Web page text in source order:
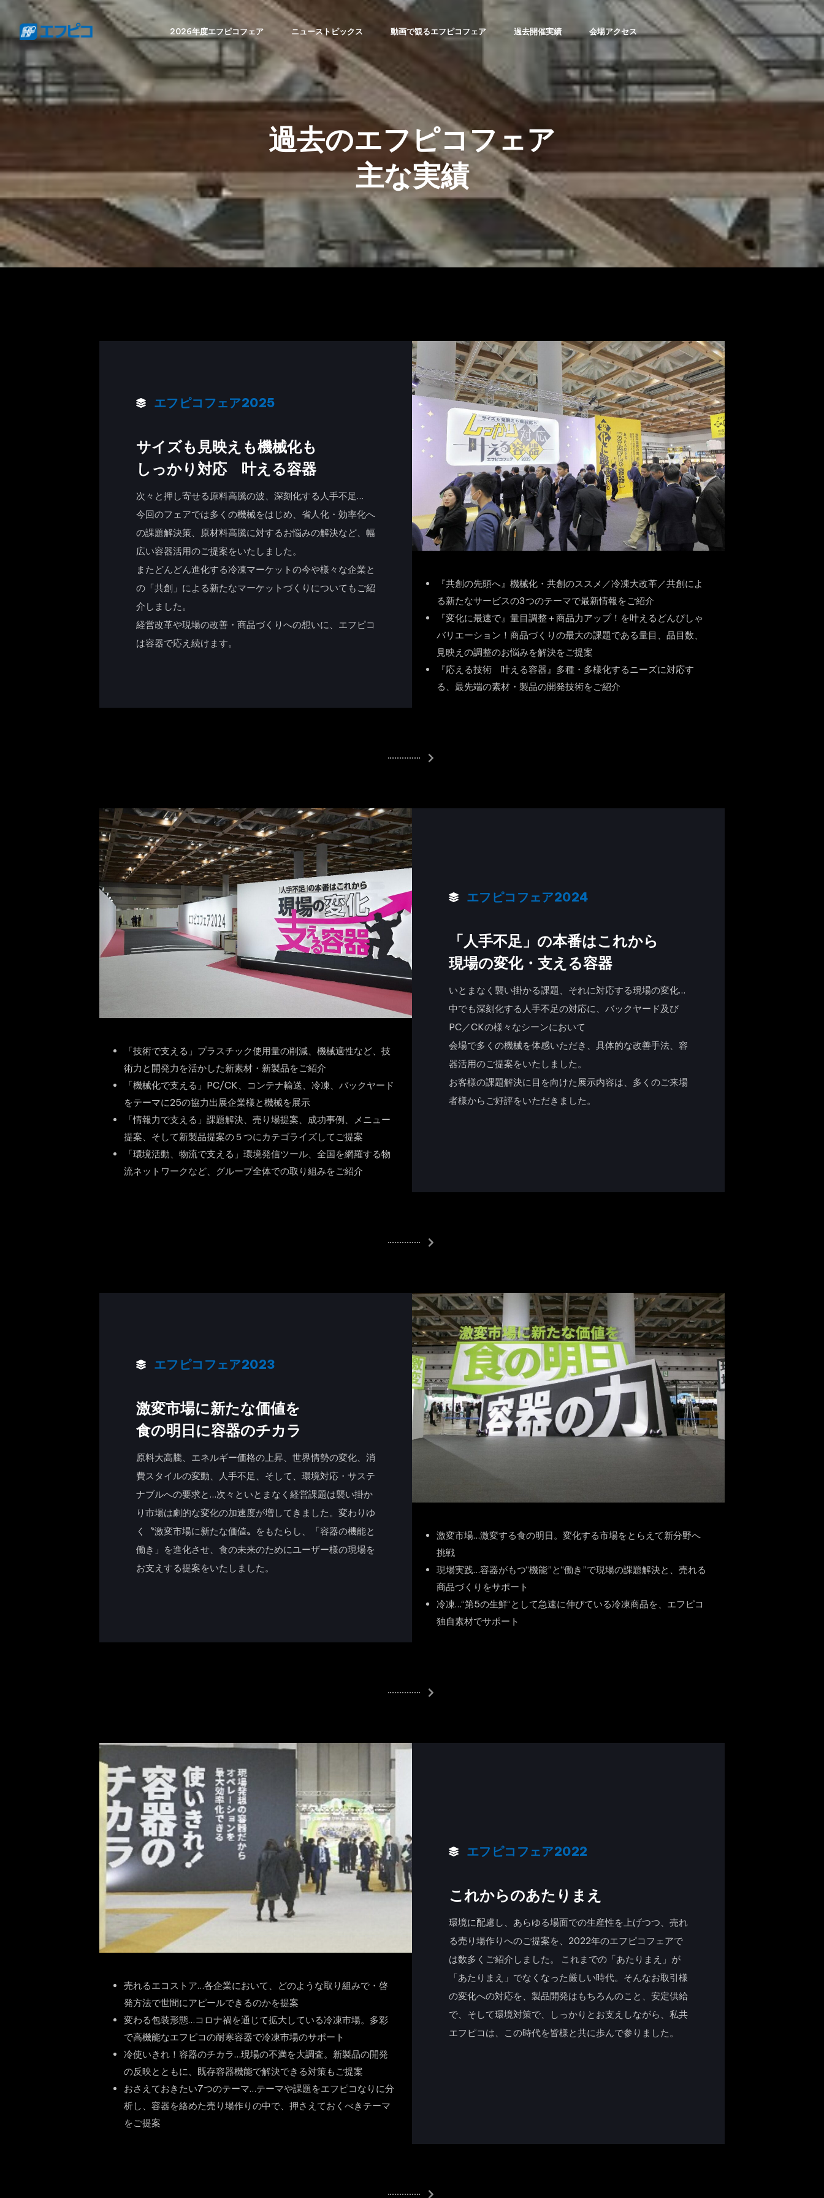
2026年度エフピコフェア ニューストピックス 動画で観るエフピコフェア 過去開催実績 会場アクセス
過去のエフピコフェア
主な実績
エフピコフェア2025
サイズも見映えも機械化も
しっかり対応 叶える容器
次々と押し寄せる原料高騰の波、深刻化する人手不足…
今回のフェアでは多くの機械をはじめ、省人化・効率化へ
の課題解決策、原材料高騰に対するお悩みの解決など、幅
広い容器活用のご提案をいたしました。
またどんどん進化する冷凍マーケットの今や様々な企業と
の「共創」による新たなマーケットづくりについてもご紹
介しました。
経営改革や現場の改善・商品づくりへの想いに、エフピコ
は容器で応え続けます。
『共創の先頭へ』機械化・共創のススメ／冷凍大改革／共創によ
る新たなサービスの3つのテーマで最新情報をご紹介
『変化に最速で』量目調整＋商品力アップ！を叶えるどんぴしゃ
バリエーション！商品づくりの最大の課題である量目、品目数、
見映えの調整のお悩みを解決をご提案
『応える技術 叶える容器』多種・多様化するニーズに対応す
る、最先端の素材・製品の開発技術をご紹介
「技術で支える」プラスチック使用量の削減、機械適性など、技
術力と開発力を活かした新素材・新製品をご紹介
「機械化で支える」PC/CK、コンテナ輸送、冷凍、バックヤード
をテーマに25の協力出展企業様と機械を展示
「情報力で支える」課題解決、売り場提案、成功事例、メニュー
提案、そして新製品提案の５つにカテゴライズしてご提案
「環境活動、物流で支える」環境発信ツール、全国を網羅する物
流ネットワークなど、グループ全体での取り組みをご紹介
エフピコフェア2024
「人手不足」の本番はこれから
現場の変化・支える容器
いとまなく襲い掛かる課題、それに対応する現場の変化…
中でも深刻化する人手不足の対応に、バックヤード及び
PC／CKの様々なシーンにおいて
会場で多くの機械を体感いただき、具体的な改善手法、容
器活用のご提案をいたしました。
お客様の課題解決に目を向けた展示内容は、多くのご来場
者様からご好評をいただきました。
エフピコフェア2023
激変市場に新たな価値を
食の明日に容器のチカラ
原料大高騰、エネルギー価格の上昇、世界情勢の変化、消
費スタイルの変動、人手不足、そして、環境対応・サステ
ナブルへの要求と…次々といとまなく経営課題は襲い掛か
り市場は劇的な変化の加速度が増してきました。変わりゆ
く〝激変市場に新たな価値〟をもたらし、「容器の機能と
働き」を進化させ、食の未来のためにユーザー様の現場を
お支えする提案をいたしました。
激変市場…激変する食の明日。変化する市場をとらえて新分野へ
挑戦
現場実践…容器がもつ“機能”と“働き”で現場の課題解決と、売れる
商品づくりをサポート
冷凍…“第5の生鮮“として急速に伸びている冷凍商品を、エフピコ
独自素材でサポート
売れるエコストア…各企業において、どのような取り組みで・啓
発方法で世間にアピールできるのかを提案
変わる包装形態…コロナ禍を通じて拡大している冷凍市場。多彩
で高機能なエフピコの耐寒容器で冷凍市場のサポート
冷使いきれ！容器のチカラ…現場の不満を大調査。新製品の開発
の反映とともに、既存容器機能で解決できる対策もご提案
おさえておきたい7つのテーマ…テーマや課題をエフピコなりに分
析し、容器を絡めた売り場作りの中で、押さえておくべきテーマ
をご提案
エフピコフェア2022
これからのあたりまえ
環境に配慮し、あらゆる場面での生産性を上げつつ、売れ
る売り場作りへのご提案を、2022年のエフピコフェアで
は数多くご紹介しました。 これまでの「あたりまえ」が
「あたりまえ」でなくなった厳しい時代。そんなお取引様
の変化への対応を、製品開発はもちろんのこと、安定供給
で、そして環境対策で、しっかりとお支えしながら、私共
エフピコは、この時代を皆様と共に歩んで参りました。